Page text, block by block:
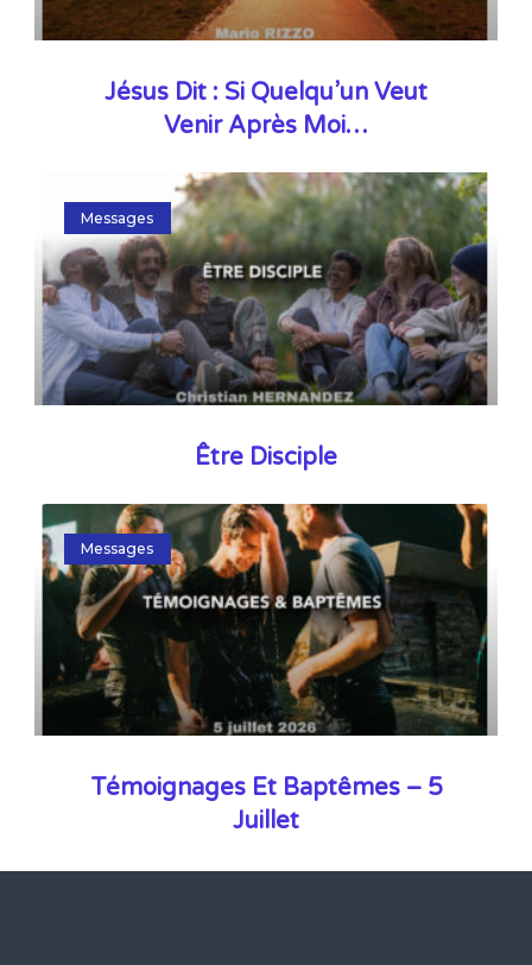
Jésus Dit : Si Quelqu’un Veut
Venir Après Moi…
Messages
Être Disciple
Messages
Témoignages Et Baptêmes – 5
Juillet